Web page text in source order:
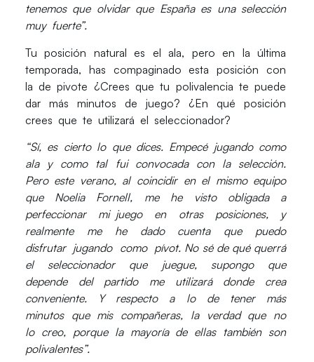
tenemos que olvidar que España es una selección
muy fuerte”.
Tu posición natural es el ala, pero en la última
temporada, has compaginado esta posición con
la de pivote ¿Crees que tu polivalencia te puede
dar más minutos de juego? ¿En qué posición
crees que te utilizará el seleccionador?
“Sí, es cierto lo que dices. Empecé jugando como
ala y como tal fui convocada con la selección.
Pero este verano, al coincidir en el mismo equipo
que Noelia Fornell, me he visto obligada a
perfeccionar mi juego en otras posiciones, y
realmente me he dado cuenta que puedo
disfrutar jugando como pívot. No sé de qué querrá
el seleccionador que juegue, supongo que
depende del partido me utilizará donde crea
conveniente. Y respecto a lo de tener más
minutos que mis compañeras, la verdad que no
lo creo, porque la mayoría de ellas también son
polivalentes”.